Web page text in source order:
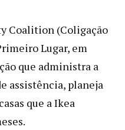
Coalition (Coligação
Lugar, em
que administra a
assistência, planeja
que a Ikea